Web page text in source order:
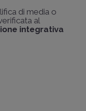
di media o
al
integrativa